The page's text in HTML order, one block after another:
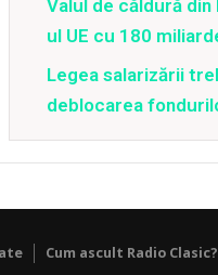
Valul de căldură
ul UE cu 180
Legea salarizării
deblocarea
Cum ascult Radio Clasic?